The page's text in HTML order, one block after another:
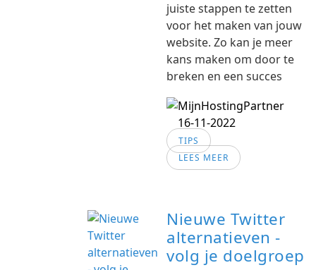
juiste stappen te zetten
voor het maken van jouw
website. Zo kan je meer
kans maken om door te
breken en een succes
16-11-2022
TIPS
LEES MEER
Nieuwe Twitter
alternatieven -
volg je doelgroep